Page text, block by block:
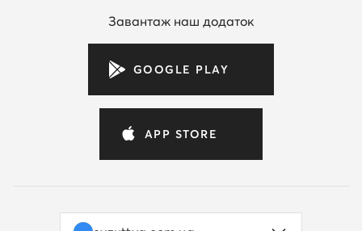
Завантаж наш додаток
GOOGLE PLAY
APP STORE